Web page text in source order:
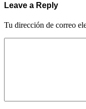
Leave a Reply
Tu dirección de correo